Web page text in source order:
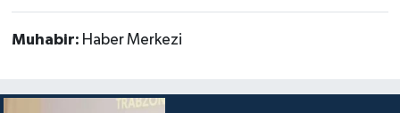
Muhabir: Haber Merkezi